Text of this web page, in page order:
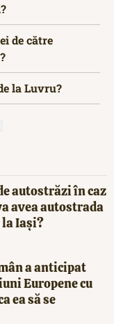
de către
la Luvru?
autostrăzi în caz
avea autostrada
la Iași?
a anticipat
Europene cu
ea să se